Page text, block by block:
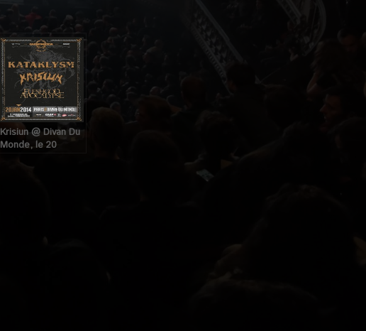
Krisiun @ Divan Du
Monde, le 20